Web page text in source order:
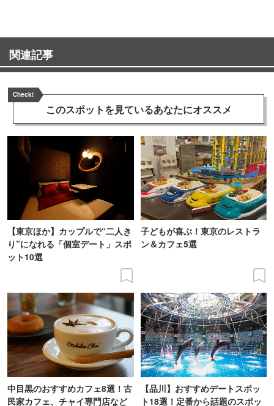
関連記事
Check!
このスポットを見ているあなたにオススメ
【東京ほか】カップルで“二人き
り”になれる「個室デート」スポ
ット10選
子どもが喜ぶ！東京のレストラ
ン＆カフェ5選
中目黒のおすすめカフェ8選！古
民家カフェ、チャイ専門店など
【品川】おすすめデートスポッ
ト18選！定番から話題のスポッ